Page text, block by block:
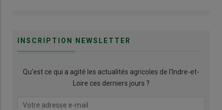
INSCRIPTION NEWSLETTER
Qu’est ce qui a agité les actualités agricoles de l'Indre-et-
Loire ces derniers jours ?